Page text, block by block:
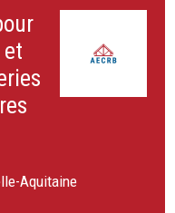
Aquitaine